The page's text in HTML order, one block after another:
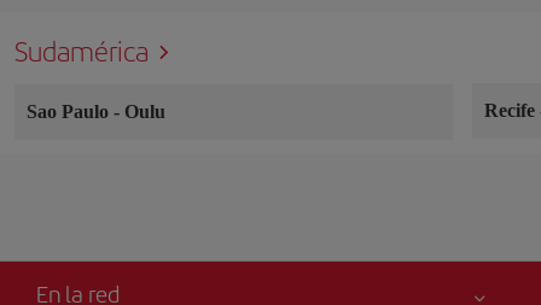
Sudamérica
Sao Paulo - Oulu Recife
En la red